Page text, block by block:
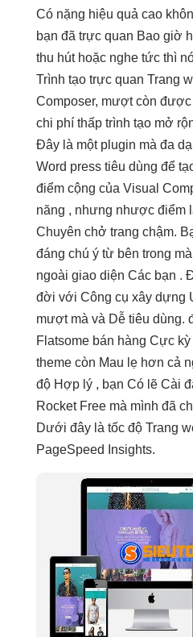
Có nặng hiệu quả cao
bạn đã trực quan Bao giờ
thu húthoặc nghe tức thì
Trình tạo trực quan Trang
Composer, mượtcòn được
chi phí thấp trình tạo mở
Đây là một plugin mà đa
Word press tiêu dùng để
điểm cộng của Visual
năng , nhưng nhược điểm
Chuyên chở trang chậm.
đáng chú ý từ bên trong
ngoài giao diện Các bạn .
đời với Công cụ xây dựng
mượt mà và Dễ tiêu dùng.
Flatsome bán hàng Cực
theme còn Mau lẹ hơn cả
độ Hợp lý , bạn Có lẽ Cài
Rocket Free mà mình đã
Dưới đây là tốc độ Trang
PageSpeed ​​Insights.